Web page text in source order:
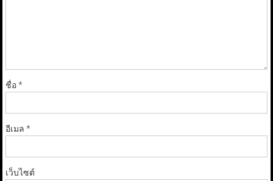
ชื่อ*
อีเมล *
เว็บไซต์